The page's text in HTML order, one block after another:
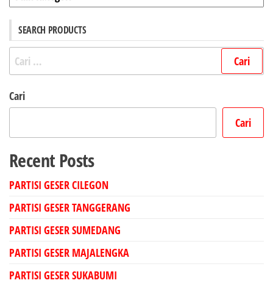
SEARCH PRODUCTS
Cari
untuk:
Cari
Cari
Recent Posts
PARTISI GESER CILEGON
PARTISI GESER TANGGERANG
PARTISI GESER SUMEDANG
PARTISI GESER MAJALENGKA
PARTISI GESER SUKABUMI